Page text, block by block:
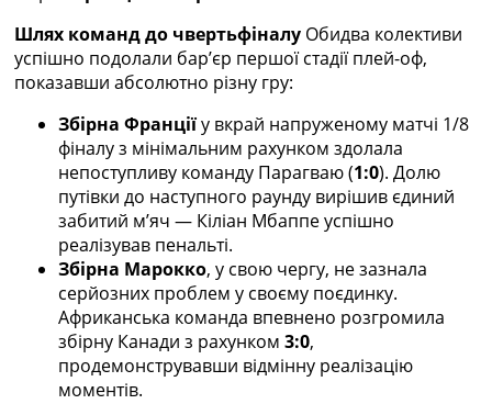
Логін
Рейтінги
Правила
Колективний прогноз
Турніри
Чемпіонат Світу
Україна. Прем’єр-Ліга
Україна. Перша Ліга
Ліга Чемпіонів
Англія. Прем’єр-Ліга
Іспанія. Ла Ліга
Ще Турніри >>>
Таблиці
Чемпіонат Світу. Турнирні таблиці
Таблиця УПЛ
Шлях команд до чвертьфіналу Обидва колективи
успішно подолали бар’єр першої стадії плей-оф,
показавши абсолютно різну гру:
Збірна Франціїу вкрай напруженому матчі 1/8
фіналу з мінімальним рахунком здолала
непоступливу команду Парагваю (1:0). Долю
путівки до наступного раунду вирішив єдиний
забитий м’яч — Кіліан Мбаппе успішно
реалізував пенальті.
Збірна Марокко, у свою чергу, не зазнала
серйозних проблем у своєму поєдинку.
Африканська команда впевнено розгромила
збірну Канади з рахунком 3:0,
продемонструвавши відмінну реалізацію
моментів.